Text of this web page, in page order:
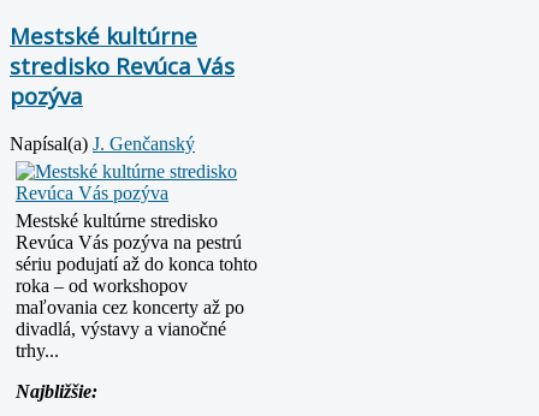
Mestské kultúrne
stredisko Revúca Vás
pozýva
Napísal(a) J. Genčanský
Mestské kultúrne stredisko
Revúca Vás pozýva na pestrú
sériu podujatí až do konca tohto
roka – od workshopov
maľovania cez koncerty až po
divadlá, výstavy a vianočné
trhy...
Najbližšie: